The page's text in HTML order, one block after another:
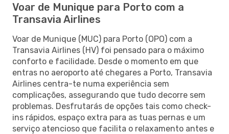
Voar de Munique para Porto com a
Transavia Airlines
Voar de Munique (MUC) para Porto (OPO) com a
Transavia Airlines (HV) foi pensado para o máximo
conforto e facilidade. Desde o momento em que
entras no aeroporto até chegares a Porto, Transavia
Airlines centra-te numa experiência sem
complicações, assegurando que tudo decorre sem
problemas. Desfrutarás de opções tais como check-
ins rápidos, espaço extra para as tuas pernas e um
serviço atencioso que facilita o relaxamento antes e